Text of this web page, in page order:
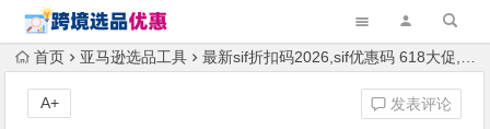
首页 亚马逊选品工具 最新sif折扣码2026,sif优惠码 618大促,全场83折专属券: dmj88
发表评论
A+